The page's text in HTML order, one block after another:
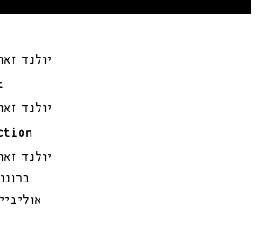
יולנד
יולנד
יולנד